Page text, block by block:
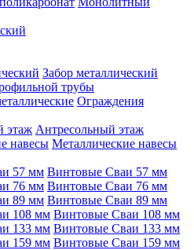
Забор металлический
трубы
Ограждения
Антресольный этаж
Металлические навесы
Винтовые Сваи 57 мм
Винтовые Сваи 76 мм
Винтовые Сваи 89 мм
Винтовые Сваи 108 мм
Винтовые Сваи 133 мм
Винтовые Сваи 159 мм